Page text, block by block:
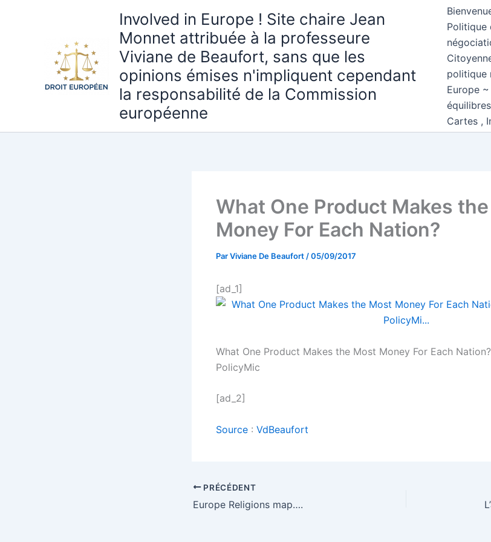
Involved in Europe ! Site chaire Jean
Monnet attribuée à la professeure
Viviane de Beaufort, sans que les
opinions émises n'impliquent cependant
la responsabilité de la Commission
européenne
Politique
politique
Europe
Cartes ,
What One Product Makes
Money For Each Nation?
ParViviane De Beaufort /05/09/2017
[ad_1]
What One Product Makes the Most Money For Each
PolicyMic
[ad_2]
Source : VdBeaufort
PRÉCÉDENT
Europe Religions map….